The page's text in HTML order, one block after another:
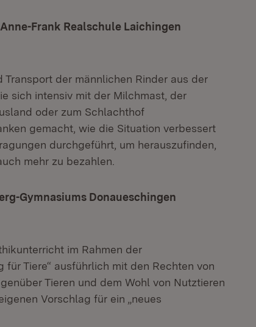
Frank Realschule Laichingen
der männlichen Rinder aus der
sich intensiv mit der Milchmast, der
oder zum Schlachthof
gemacht, wie die Situation verbessert
durchgeführt, um herauszufinden,
mehr zu bezahlen.
Gymnasiums Donaueschingen
im Rahmen der
für Tiere“ ausführlich mit den Rechten von
Tieren und dem Wohl von Nutztieren
Vorschlag für ein „neues